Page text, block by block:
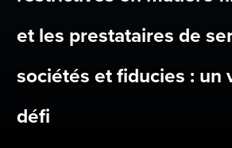
et les prestataires de
sociétés et fiducies : un
défi